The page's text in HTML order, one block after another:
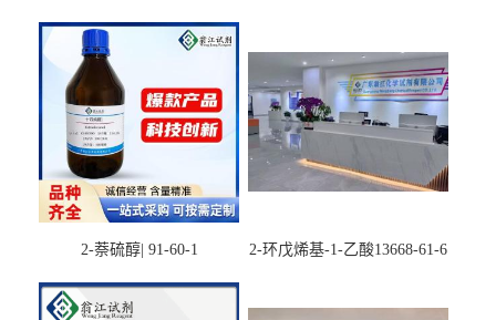
2-萘硫醇| 91-60-1 2-环戊烯基-1-乙酸13668-61-6